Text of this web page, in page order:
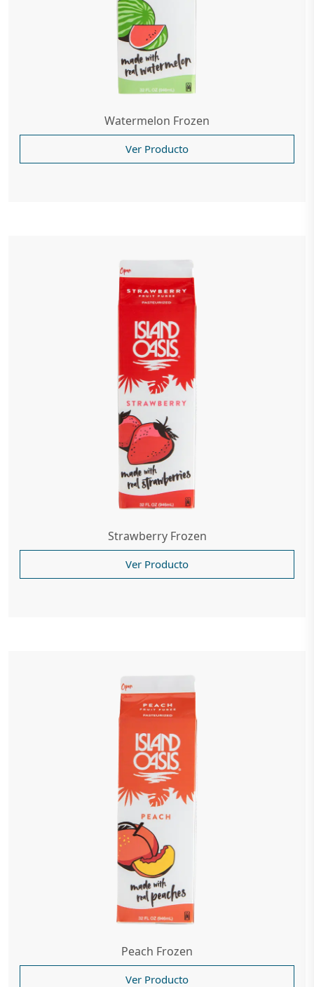
Watermelon Frozen
Ver Producto
Strawberry Frozen
Ver Producto
Peach Frozen
Ver Producto